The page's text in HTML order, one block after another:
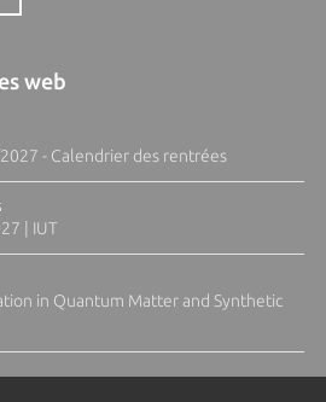
web
- Calendrier des rentrées
| IUT
in Quantum Matter and Synthetic